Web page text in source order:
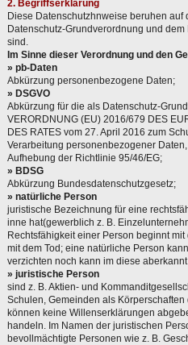
2. Begriffserklärung
Diese Datenschutzhnweise beruhen
Datenschutz-Grundverordnung und
sind.
Im Sinne dieser Verordnung und den
» pb-Daten
Abkürzung personenbezogene Daten;
» DSGVO
Abkürzung für die als Datenschutz-
VERORDNUNG (EU) 2016/679 DES
DES RATES vom 27. April 2016 zum
Verarbeitung personenbezogener
Aufhebung der Richtlinie 95/46/EG;
» BDSG
Abkürzung Bundesdatenschutzgesetz;
» natürliche Person
juristische Bezeichnung für eine
inne hat(gewerblich z. B.
Rechtsfähigkeit einer Person beginnt
mit dem Tod; eine natürliche Person
verzichten noch kann im diese
» juristische Person
sind z. B. Aktien- und
Schulen, Gemeinden als
können keine Willenserklärungen
handeln. Im Namen der juristischen
bevollmächtigte Personen wie z. B.